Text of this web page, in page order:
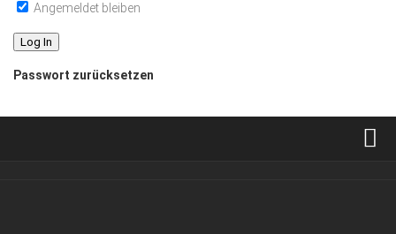
Angemeldet bleiben
Passwort zurücksetzen